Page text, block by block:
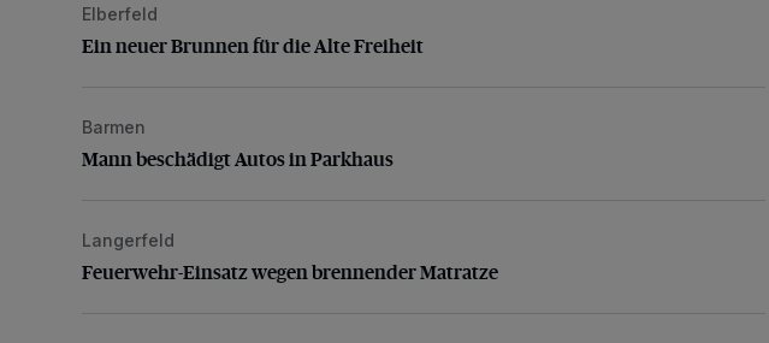
Ein neuer Brunnen für die Alte Freiheit
Elberfeld
Ein neuer Brunnen für die Alte Freiheit
Mann beschädigt Autos in Parkhaus
Barmen
Mann beschädigt Autos in Parkhaus
Feuerwehr-Einsatz wegen brennender Matratze
Langerfeld
Feuerwehr-Einsatz wegen brennender Matratze